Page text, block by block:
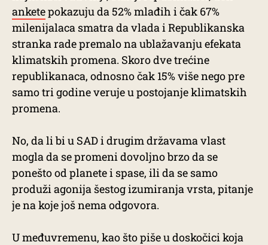
anketepokazuju da 52% mlađih i čak 67%
milenijalaca smatra da vlada i Republikanska
stranka rade premalo na ublažavanju efekata
klimatskih promena. Skoro dve trećine
republikanaca, odnosno čak 15% više nego pre
samo tri godine veruje u postojanje klimatskih
promena.
No, da li bi u SAD i drugim državama vlast
mogla da se promeni dovoljno brzo da se
ponešto od planete i spase, ili da se samo
produži agonija šestog izumiranja vrsta, pitanje
je na koje još nema odgovora.
U međuvremenu, kao što piše u doskočici koja